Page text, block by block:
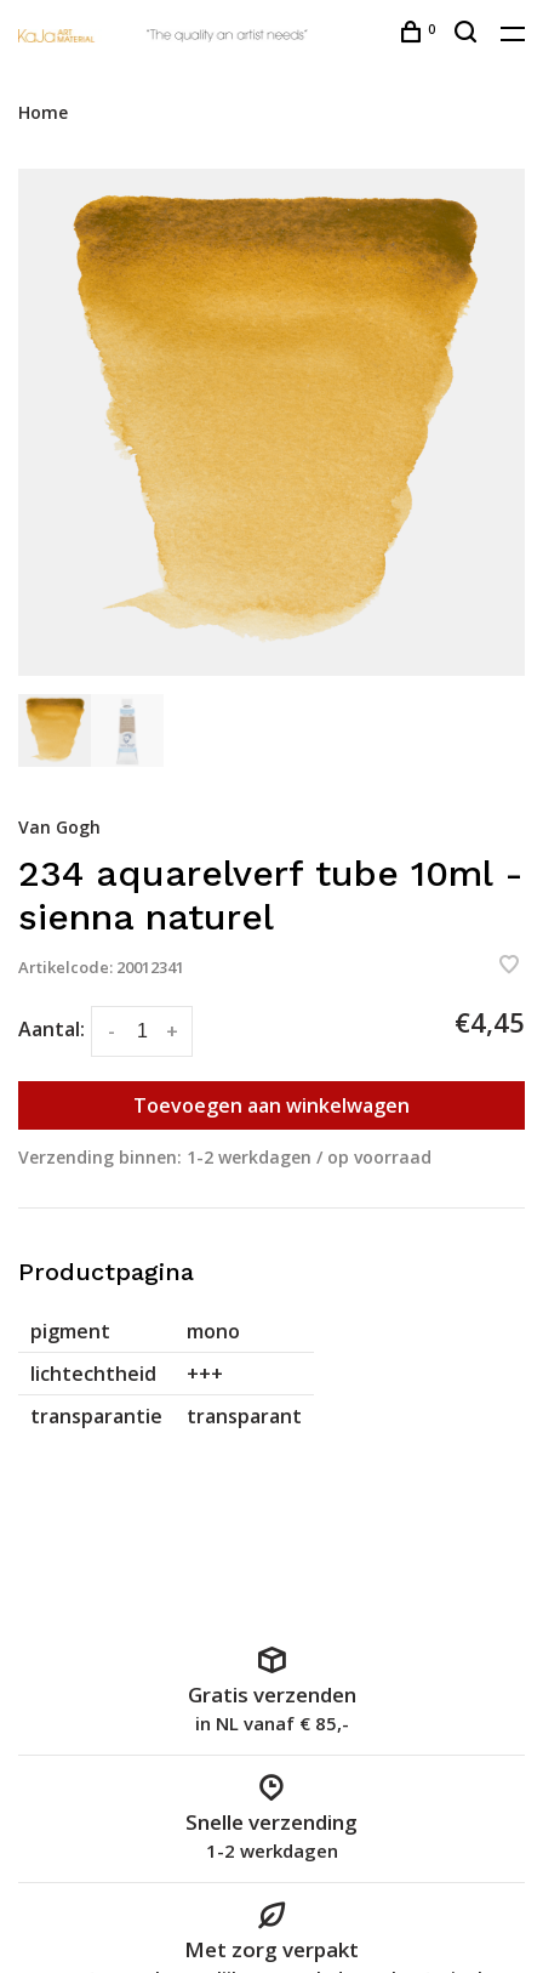
0
Home
Van Gogh
234 aquarelverf tube 10ml -
sienna naturel
Artikelcode: 20012341
Aantal: +
- €4,45
Toevoegen aan winkelwagen
Verzending binnen: 1-2 werkdagen / op voorraad
Productpagina
pigment
mono
lichtechtheid
+++
transparantie
transparant
Gratis verzenden
in NL vanaf € 85,-
Snelle verzending
1-2 werkdagen
Met zorg verpakt